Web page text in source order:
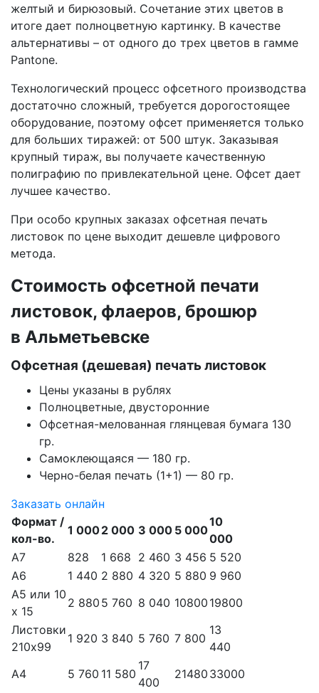
желтый и бирюзовый. Сочетание этих цветов в
итоге дает полноцветную картинку. В качестве
альтернативы – от одного до трех цветов в гамме
Pantone.
Технологический процесс офсетного производства
достаточно сложный, требуется дорогостоящее
оборудование, поэтому офсет применяется только
для больших тиражей: от 500 штук. Заказывая
крупный тираж, вы получаете качественную
полиграфию по привлекательной цене. Офсет дает
лучшее качество.
При особо крупных заказах офсетная печать
листовок по цене выходит дешевле цифрового
метода.
Стоимость офсетной печати
листовок, флаеров, брошюр
в Альметьевске
Офсетная (дешевая) печать листовок
Цены указаны в рублях
Полноцветные, двусторонние
Офсетная-мелованная глянцевая бумага 130
гр.
Самоклеющаяся — 180 гр.
Черно-белая печать (1+1) — 80 гр.
Заказать онлайн
Формат /
кол-во.
1 0002 000 3 000 5 000
10
000
А7
828 1 668 2 460 3 456 5 520
А6
1 440 2 880 4 320 5 880 9 960
А5 или 10
х 15
2 880 5 760 8 040 10800 19800
Листовки
210х99
1 920 3 840 5 760 7 800
13
440
А4
5 760 11 580
17
400
21480 33000